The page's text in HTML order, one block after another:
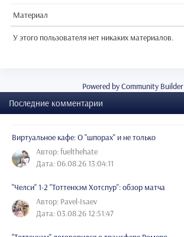
Материал
У этого пользователя нет никаких материалов.
Powered by Community Builder
Последние комментарии
Виртуальное кафе: О "шпорах" и не только
Автор: fuelthehate
Дата: 06.08.26 13:04:11
"Челси" 1-2 "Тоттенхэм Хотспур": обзор матча
Автор: Pavel-Isaev
Дата: 03.08.26 12:51:47